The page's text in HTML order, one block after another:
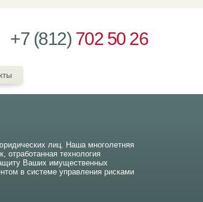
+7 (812) 702 50 26
лиц. Наша многолетняя
отработанная технология
Ваших имущественных
в системе управления рисками